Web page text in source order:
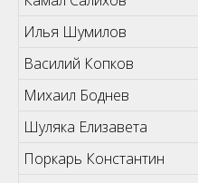
Илья Шумилов
Василий Копков
Михаил Боднев
Шуляка Елизавета
Поркарь Константин